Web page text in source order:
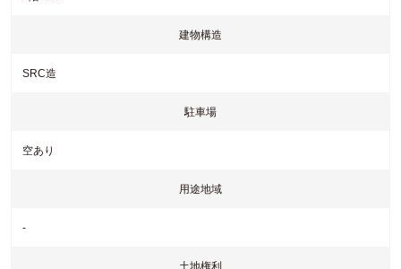
建物構造
SRC造
駐車場
空あり
用途地域
-
土地権利